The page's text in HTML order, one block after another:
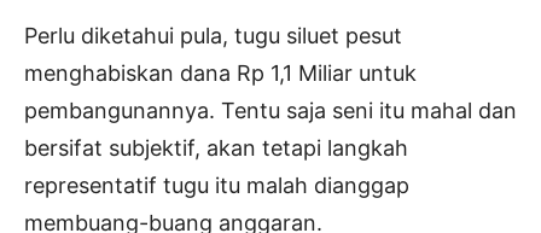
Perlu diketahui pula, tugu siluet pesut
menghabiskan dana Rp 1,1 Miliar untuk
pembangunannya. Tentu saja seni itu mahal dan
bersifat subjektif, akan tetapi langkah
representatif tugu itu malah dianggap
membuang-buang anggaran.